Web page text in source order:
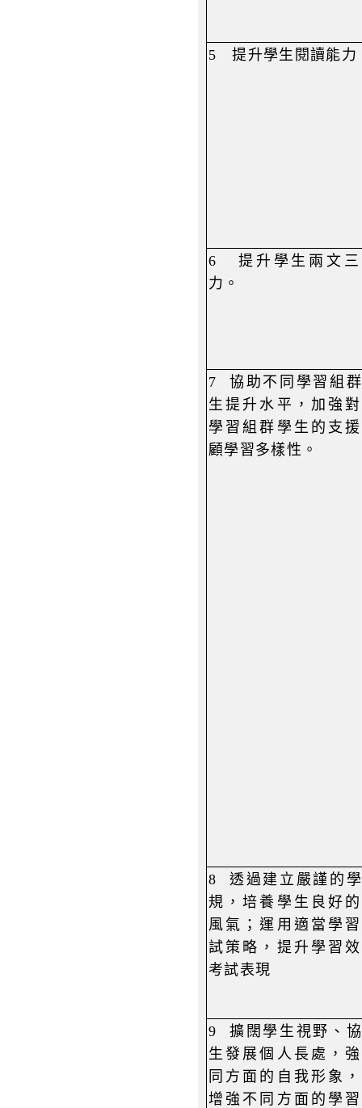
5提升學生閱讀能力
6 提升學生兩文
力。
7
協助不同學習組
生提升水平，加強
學習組群學生的支
顧學習多樣性。
8
透過建立嚴謹的
規，培養學生良好
風氣；運用適當學
試策略，提升學習
考試表現
9
擴闊學生視野、
生發展個人長處，
同方面的自我形象
增強不同方面的學